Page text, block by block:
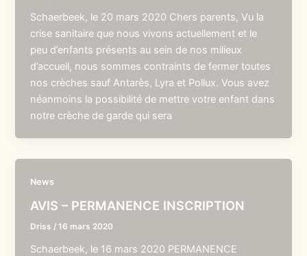
Schaerbeek, le 20 mars 2020 Chers parents, Vu la
crise sanitaire que nous vivons actuellement et le
peu d’enfants présents au sein de nos milieux
d’accueil, nous sommes contraints de fermer toutes
nos crèches sauf Antarès, Lyra et Pollux. Vous avez
néanmoins la possibilité de mettre votre enfant dans
notre crèche de garde qui sera
News
AVIS – PERMANENCE INSCRIPTION
Driss /16 mars 2020
Schaerbeek, le 16 mars 2020 PERMANENCE